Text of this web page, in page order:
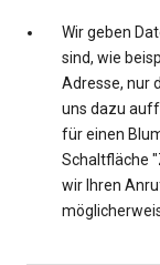
Wir geben
sind, wie
Adresse, nur
uns dazu
für einen
Schaltfläche
wir Ihren